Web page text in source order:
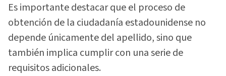
Es importante destacar que el proceso de
obtención de la ciudadanía estadounidense no
depende únicamente del apellido, sino que
también implica cumplir con una serie de
requisitos adicionales.